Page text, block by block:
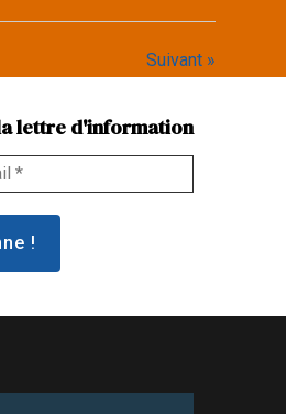
Suivant »
lettre d'information